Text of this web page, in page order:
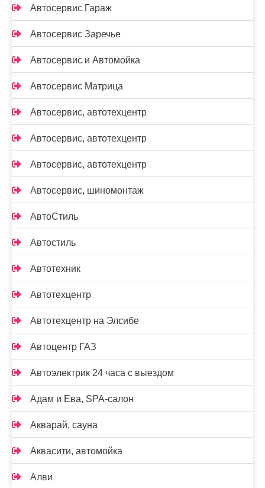
Автосервис Гараж
Автосервис Заречье
Автосервис и Автомойка
Автосервис Матрица
Автосервис, автотехцентр
Автосервис, автотехцентр
Автосервис, автотехцентр
Автосервис, шиномонтаж
АвтоСтиль
Автостиль
Автотехник
Автотехцентр
Автотехцентр на Элсибе
Автоцентр ГАЗ
Автоэлектрик 24 часа с выездом
Адам и Ева, SPA-салон
Акварай, сауна
Аквасити, автомойка
Алви